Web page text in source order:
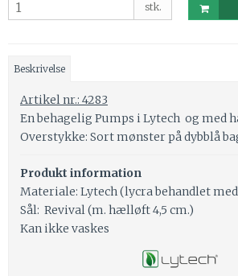
stk.
Beskrivelse
Artikel nr.: 4283
En behagelig Pumps i Lytech og med
Overstykke: Sort mønster på dybblå
Produkt information
Materiale: Lytech (lycra behandlet med
Sål: Revival (m. hælløft 4,5 cm.)
Kan ikke vaskes